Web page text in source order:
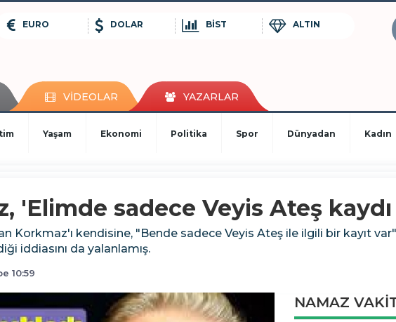
EURO DOLAR BİST ALTIN
VİDEOLAR YAZARLAR
Yaşam Ekonomi Politika Spor Dünyadan Kadın
'Elimde sadece Veyis Ateş
Korkmaz'ı kendisine, "Bende sadece Veyis Ateş ile ilgili bir kayıt
iddiasını da yalanlamış.
10:59
NAMAZ